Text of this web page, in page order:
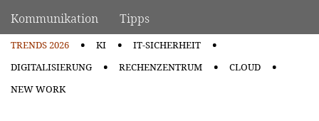
Kommunikation
Tipps
TRENDS 2026 KI
IT-SICHERHEIT
DIGITALISIERUNG
RECHENZENTRUM
CLOUD
NEW WORK